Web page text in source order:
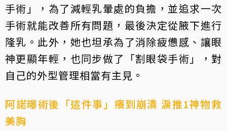
手術」，為了減輕乳暈處的負擔，並追求一次
手術就能改善所有問題，最後決定從腋下進行
隆乳。此外，她也坦承為了消除疲憊感、讓眼
神更顯年輕，也同步做了「割眼袋手術」，對
自己的外型管理相當有主見。
阿諾曝術後「這件事」癢到崩潰 淚推1神物救
美胸